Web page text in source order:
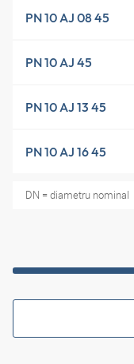
PN 10 AJ 08 45
PN 10 AJ 45
PN 10 AJ 13 45
PN 10 AJ 16 45
DN = diametru nominal